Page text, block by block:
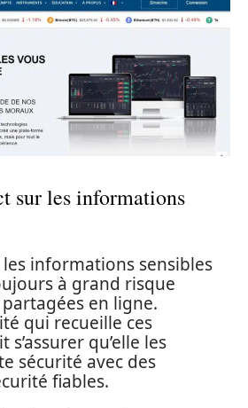
sur les informations
informations sensibles
à grand risque
en ligne.
qui recueille ces
qu’elle les
sécurité avec des
fiables.